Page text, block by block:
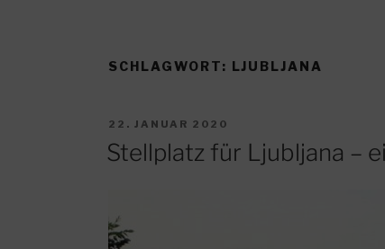
SCHLAGWORT: LJUBLJANA
VERÖFFENTLICHT
AM
22. JANUAR 2020
Stellplatz für Ljubljana –